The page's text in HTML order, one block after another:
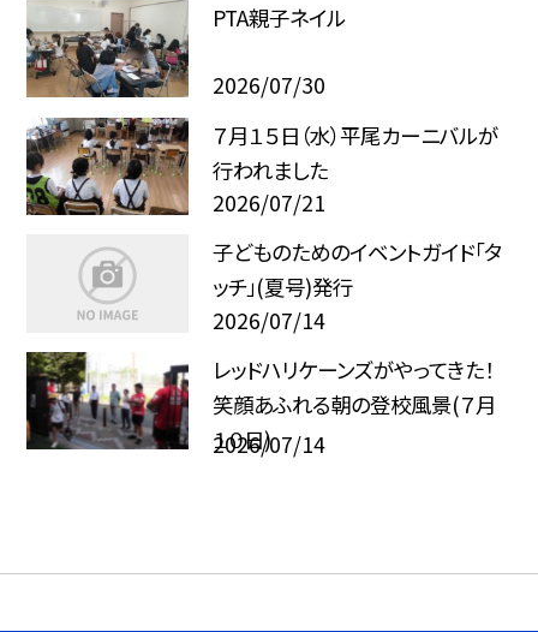
PTA親子ネイル
2026/07/30
７月１５日（水）平尾カーニバルが
行われました
2026/07/21
子どものためのイベントガイド「タ
ッチ」(夏号)発行
2026/07/14
レッドハリケーンズがやってきた！
笑顔あふれる朝の登校風景(７月
１０日)
2026/07/14